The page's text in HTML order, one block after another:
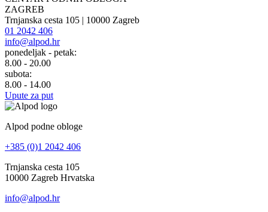
ZAGREB
Trnjanska cesta 105 | 10000 Zagreb
01 2042 406
info@alpod.hr
ponedeljak - petak:
8.00 - 20.00
subota:
8.00 - 14.00
Upute za put
Alpod podne obloge
+385 (0)1 2042 406
Trnjanska cesta 105
10000 Zagreb Hrvatska
info@alpod.hr